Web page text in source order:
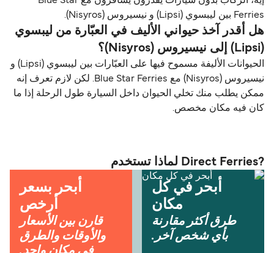
Ferries بين ليبسوي (Lipsi) و نيسيروس (Nisyros).
هل أقدر آخذ حيواني الأليف في العبّارة من ليبسوي
(Lipsi) إلى نيسيروس (Nisyros)؟
الحيوانات الأليفة مسموح فيها على العبّارات بين ليبسوي (Lipsi) و
نيسيروس (Nisyros) مع Blue Star Ferries. لكن لازم تعرف إنه
ممكن يطلب منك تخلي الحيوان داخل السيارة طول الرحلة إذا ما
كان فيه مكان مخصص.
?Direct Ferries لماذا تستخدم
أبحر في كل
مكان
طرق أكثر مقارنة
بأي شخص آخر.
أبحر بسعر
أرخص
قارن بين الأسعار
والأوقات والطرق